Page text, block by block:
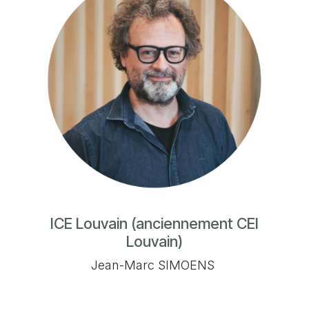
ICE Louvain (anciennement CEI
Louvain)
Jean-Marc SIMOENS